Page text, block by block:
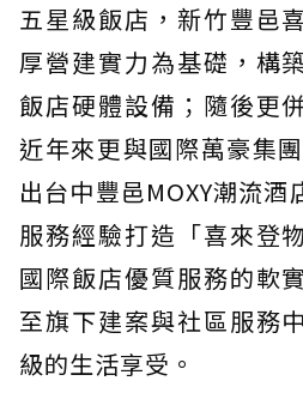
五星級飯店，新竹豐邑
厚營建實力為基礎，構
飯店硬體設備；隨後更
近年來更與國際萬豪集
出台中豐邑MOXY潮流
服務經驗打造「喜來登
國際飯店優質服務的軟
至旗下建案與社區服務
級的生活享受。